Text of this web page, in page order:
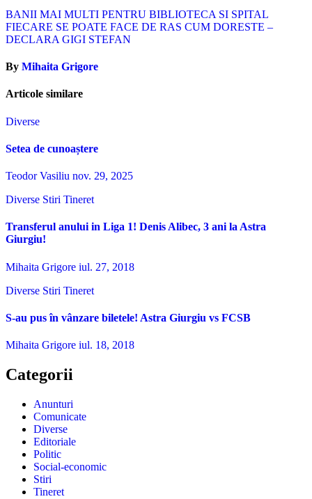
Navigare
în
BANII MAI MULTI PENTRU BIBLIOTECA SI SPITAL
FIECARE SE POATE FACE DE RAS CUM DORESTE –
DECLARA GIGI STEFAN
By Mihaita Grigore
Articole similare
Diverse
Setea de cunoaștere
Teodor Vasiliu nov. 29, 2025
Diverse Stiri Tineret
Transferul anului in Liga 1! Denis Alibec, 3 ani la Astra
Giurgiu!
Mihaita Grigore iul. 27, 2018
Diverse Stiri Tineret
S-au pus în vânzare biletele! Astra Giurgiu vs FCSB
Mihaita Grigore iul. 18, 2018
Categorii
Anunturi
Comunicate
Diverse
Editoriale
Politic
Social-economic
Stiri
Tineret